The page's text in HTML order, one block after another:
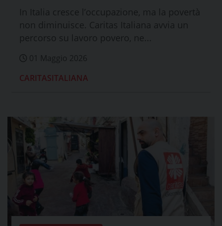
In Italia cresce l’occupazione, ma la povertà
non diminuisce. Caritas Italiana avvia un
percorso su lavoro povero, ne...
01 Maggio 2026
CARITASITALIANA